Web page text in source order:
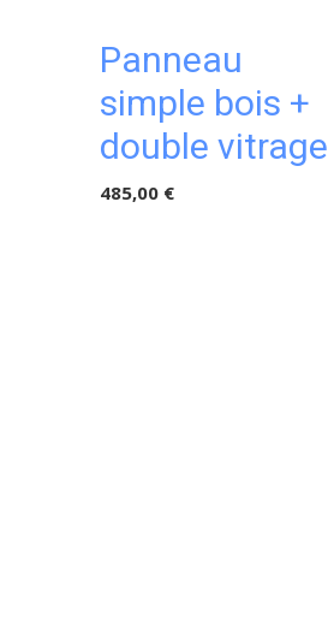
Panneau
simple bois +
double vitrage
485,00 €